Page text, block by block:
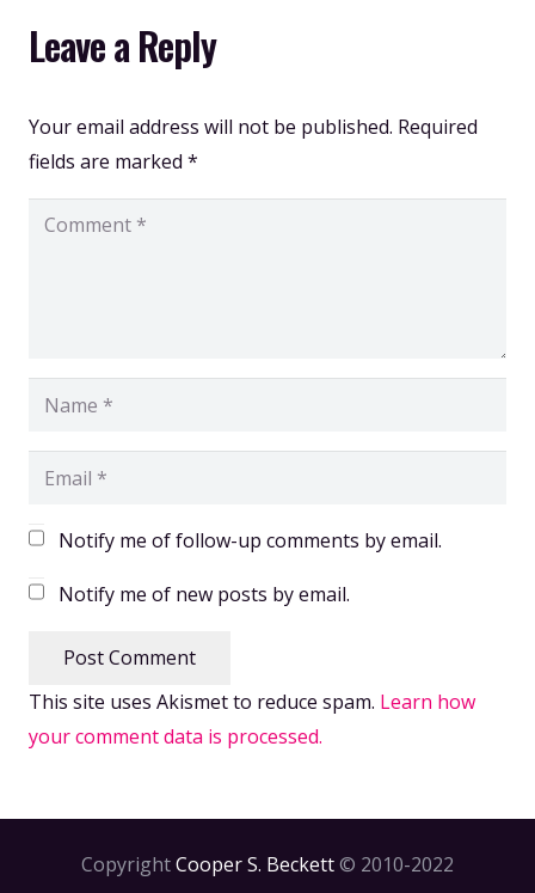
Leave a Reply
Your email address will not be published. Required
fields are marked *
Notify me of follow-up comments by email.
Notify me of new posts by email.
Post Comment
This site uses Akismet to reduce spam. Learn how
your comment data is processed.
CopyrightCooper S. Beckett© 2010-2022